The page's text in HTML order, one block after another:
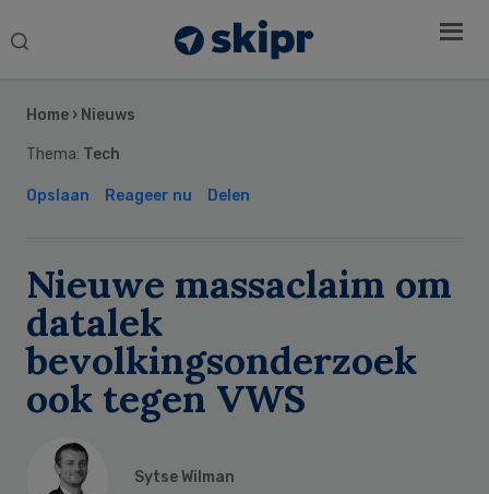
Search
Home › Nieuws
Thema: Tech
Opslaan Reageer nu Delen
Nieuwe massaclaim om
datalek
bevolkingsonderzoek
ook tegen VWS
Sytse Wilman
Sidebar